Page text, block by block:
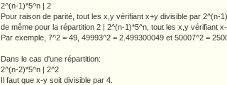
2^(n-1)*5^n | 2
Pour raison de parité, tout les x,y vérifiant x+y divisible par 2^(n-
de même pour la répartition 2 | 2^(n-1)*5^n, tout les x,y vérifiant
Par exemple, 7^2 = 49, 49993^2 = 2.499300049 et 50007^2 =
Dans le cas d'une répartition:
2^(n-2)*5^n | 2^2
Il faut que x-y soit divisible par 4.